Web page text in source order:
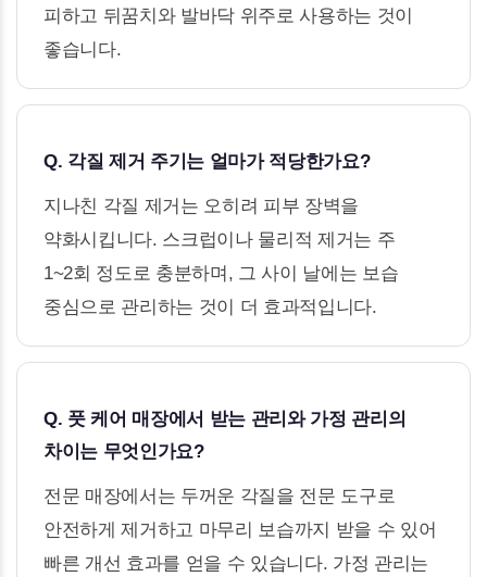
피하고 뒤꿈치와 발바닥 위주로 사용하는 것이
좋습니다.
Q. 각질 제거 주기는 얼마가 적당한가요?
지나친 각질 제거는 오히려 피부 장벽을
약화시킵니다. 스크럽이나 물리적 제거는 주
1~2회 정도로 충분하며, 그 사이 날에는 보습
중심으로 관리하는 것이 더 효과적입니다.
Q. 풋 케어 매장에서 받는 관리와 가정 관리의
차이는 무엇인가요?
전문 매장에서는 두꺼운 각질을 전문 도구로
안전하게 제거하고 마무리 보습까지 받을 수 있어
빠른 개선 효과를 얻을 수 있습니다. 가정 관리는